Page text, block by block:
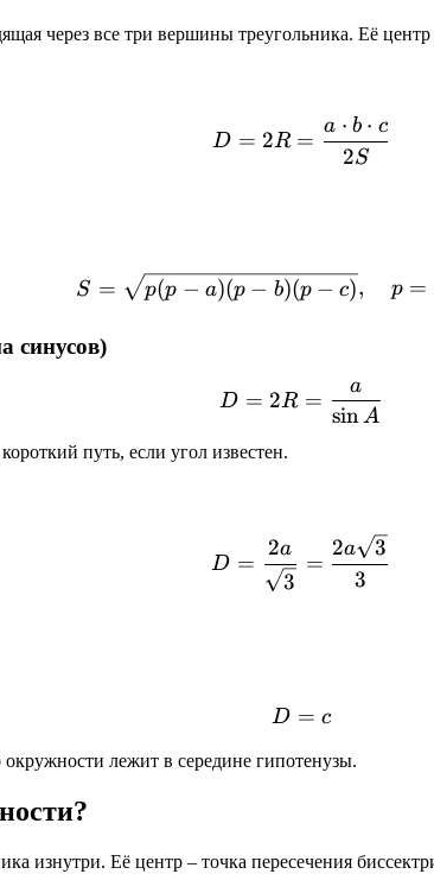
через все три вершины треугольника. Её
D = 2R =
D = 2R =
2S
a ⋅ b ⋅ c
S =
S = p(p − a)(p − b)(p − c), p =
синусов)
D = 2R =
D = 2R =
sinA
a
путь, если угол известен.
D =
D =
3
2a
=
3
2a 3
D = c
D = c
окружности лежит в середине гипотенузы.
изнутри. Её центр – точка пересечения